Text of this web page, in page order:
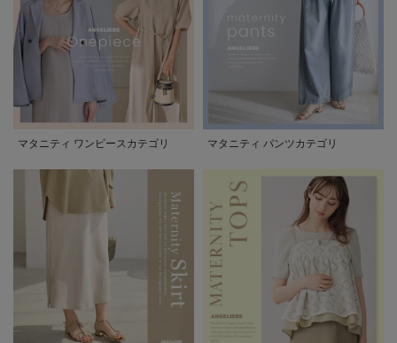
マタニティ ワンピースカテゴリ マタニティ パンツカテゴリ